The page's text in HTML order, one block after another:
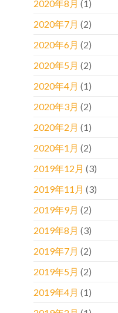
2020年8月 (1)
2020年7月 (2)
2020年6月 (2)
2020年5月 (2)
2020年4月 (1)
2020年3月 (2)
2020年2月 (1)
2020年1月 (2)
2019年12月 (3)
2019年11月 (3)
2019年9月 (2)
2019年8月 (3)
2019年7月 (2)
2019年5月 (2)
2019年4月 (1)